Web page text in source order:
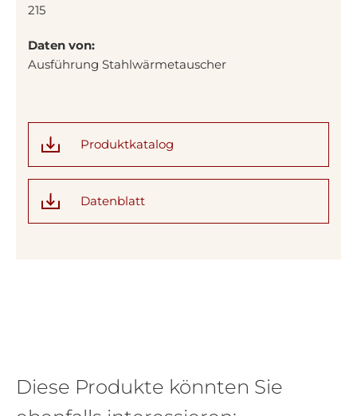
215
Daten von:
Ausführung Stahlwärmetauscher
Produktkatalog
Datenblatt
Diese Produkte könnten Sie